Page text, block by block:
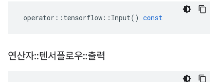
operator :: tensorflow :: Input() const
연산자::텐서플로우::출력